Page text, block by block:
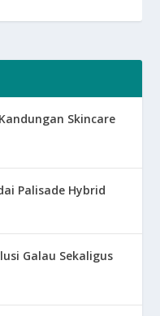
Skincare
Palisade Hybrid
Galau Sekaligus